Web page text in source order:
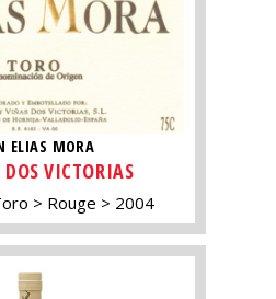
ELIAS MORA
VICTORIAS
Rouge 2004